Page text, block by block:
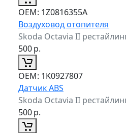
ОЕМ: 1Z0816355A
Воздуховод отопителя
Skoda Octavia II
500р.
ОЕМ: 1K0927807
Датчик ABS
Skoda Octavia II
500р.